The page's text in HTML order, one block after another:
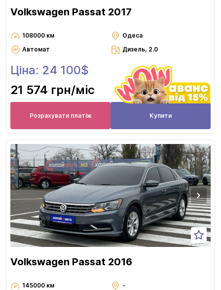
Volkswagen Passat 2017
108000 км
Одеса
Автомат
Дизель, 2.0
Ціна: 24 100$
21 574 грн/міс
Розрахувати платіж Купити
Volkswagen Passat 2016
145000 км
-